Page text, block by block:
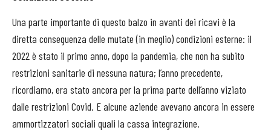
Una parte importante di questo balzo in avanti dei ricavi è la
diretta conseguenza delle mutate (in meglio) condizioni esterne: il
2022 è stato il primo anno, dopo la pandemia, che non ha subito
restrizioni sanitarie di nessuna natura; l’anno precedente,
ricordiamo, era stato ancora per la prima parte dell’anno viziato
dalle restrizioni Covid. E alcune aziende avevano ancora in essere
ammortizzatori sociali quali la cassa integrazione.